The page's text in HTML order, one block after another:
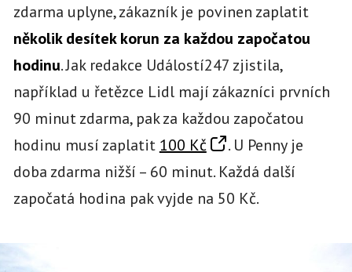
zdarma uplyne, zákazník je povinen zaplatit
několik desítek korun za každou započatou
hodinu. Jak redakce Událostí247 zjistila,
například u řetězce Lidl mají zákazníci prvních
90 minut zdarma, pak za každou započatou
hodinu musí zaplatit 100 Kč
. U Penny je
doba zdarma nižší – 60 minut. Každá další
započatá hodina pak vyjde na 50 Kč.